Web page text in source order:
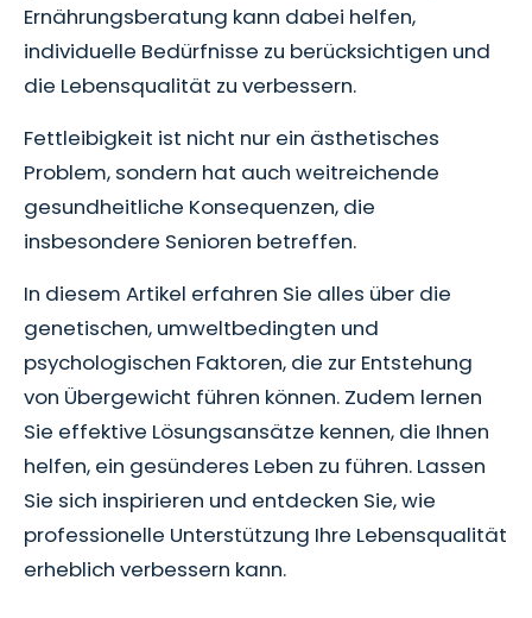
Ernährungsberatung kann dabei helfen,
individuelle Bedürfnisse zu berücksichtigen und
die Lebensqualität zu verbessern.
Fettleibigkeit ist nicht nur ein ästhetisches
Problem, sondern hat auch weitreichende
gesundheitliche Konsequenzen, die
insbesondere Senioren betreffen.
In diesem Artikel erfahren Sie alles über die
genetischen, umweltbedingten und
psychologischen Faktoren, die zur Entstehung
von Übergewicht führen können. Zudem lernen
Sie effektive Lösungsansätze kennen, die Ihnen
helfen, ein gesünderes Leben zu führen. Lassen
Sie sich inspirieren und entdecken Sie, wie
professionelle Unterstützung Ihre Lebensqualität
erheblich verbessern kann.